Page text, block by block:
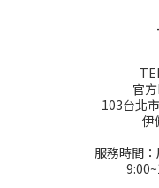
官
103台北
伊
服務時間